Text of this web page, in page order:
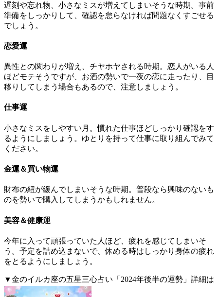
遅刻や忘れ物、小さなミスが増えてしまいそうな時期。事前
準備をしっかりして、確認を怠らなければ問題なくすごせる
でしょう。
恋愛運
異性との関わりが増え、チヤホヤされる時期。恋人がいる人
ほどモテそうですが、お酒の勢いで一夜の恋に走ったり、目
移りしてしまう場合もあるので、注意しましょう。
仕事運
小さなミスをしやすい月。慣れた仕事ほどしっかり確認をす
るようにしましょう。ゆとりを持って仕事に取り組んでみて
ください。
金運＆買い物運
財布の紐が緩んでしまいそうな時期。普段なら興味のないも
のを勢いで購入してしまうかもしれません。
美容＆健康運
今年に入って頑張っていた人ほど、疲れを感じてしまいそ
う。予定を詰め込まないで、休める時はしっかり身体の疲れ
をとるようにしましょう。
▼金のイルカ座の五星三心占い「2024年後半の運勢」詳細は
こちら。